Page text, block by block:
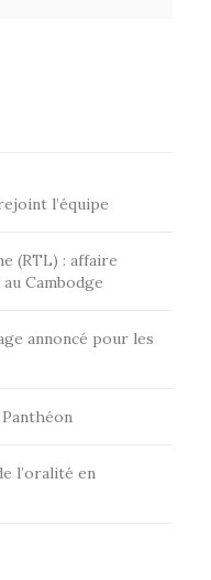
l’équipe
(RTL) : affaire
Cambodge
annoncé pour les
l’oralité en